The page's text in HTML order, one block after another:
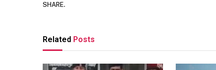
SHARE.
Related Posts